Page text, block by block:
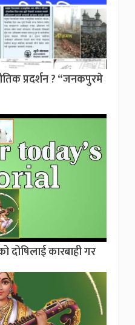
प्रदर्शन ? “जनकपुरमे
दोषिलाई कारबाही गर